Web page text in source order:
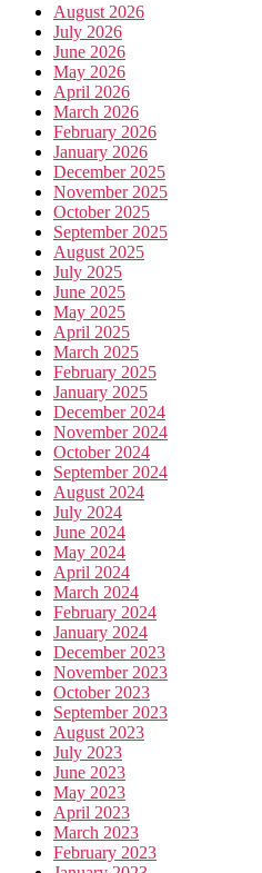
August 2026
July 2026
June 2026
May 2026
April 2026
March 2026
February 2026
January 2026
December 2025
November 2025
October 2025
September 2025
August 2025
July 2025
June 2025
May 2025
April 2025
March 2025
February 2025
January 2025
December 2024
November 2024
October 2024
September 2024
August 2024
July 2024
June 2024
May 2024
April 2024
March 2024
February 2024
January 2024
December 2023
November 2023
October 2023
September 2023
August 2023
July 2023
June 2023
May 2023
April 2023
March 2023
February 2023